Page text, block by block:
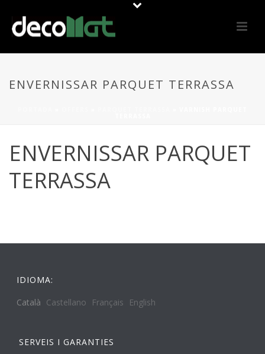
ENVERNISSAR PARQUET TERRASSA
ENVERNISSAR PARQUET
TERRASSA
IDIOMA:
Català Castellano Français English
SERVEIS I GARANTIES